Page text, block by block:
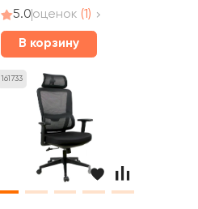
5.0оценок (1)
В корзину
161733